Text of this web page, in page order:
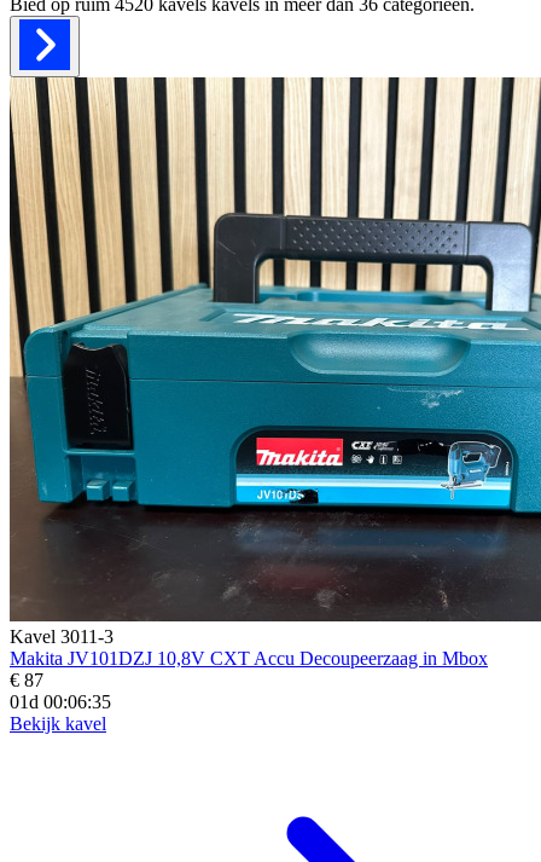
Kavel 3011-3
Makita JV101DZJ 10,8V CXT Accu Decoupeerzaag in Mbox
€ 87
01d 00:06:33
Bekijk kavel